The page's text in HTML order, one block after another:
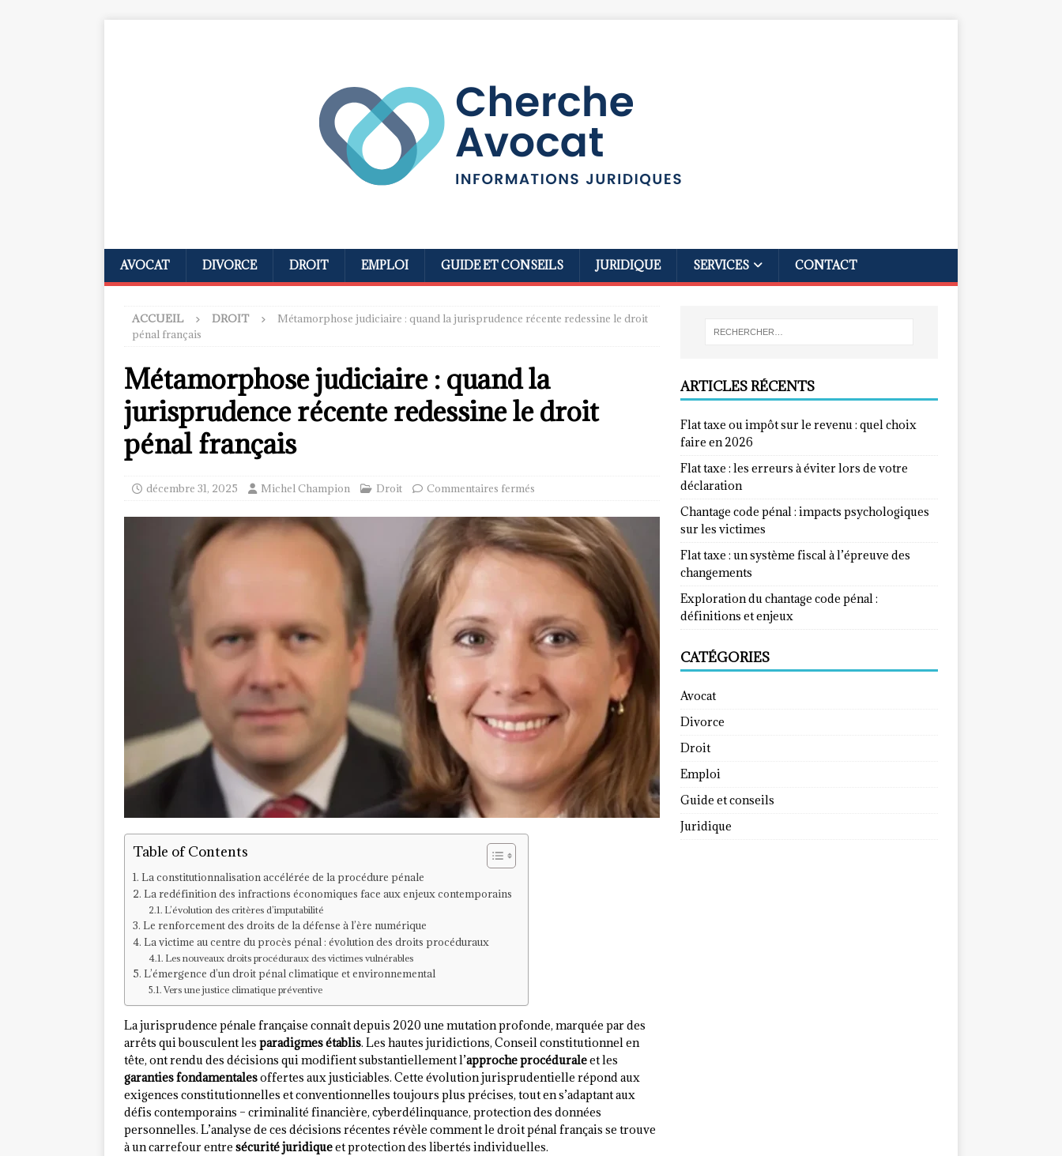
AVOCAT DIVORCE DROIT EMPLOI GUIDE ET CONSEILS JURIDIQUE SERVICES CONTACT
ACCUEIL DROIT
Métamorphose judiciaire : quand la jurisprudence récente redessine le droit
pénal français
Métamorphose judiciaire : quand la
jurisprudence récente redessine le droit
pénal français
décembre 31, 2025 Michel Champion Droit Commentaires fermés
Table of Contents
La constitutionnalisation accélérée de la procédure pénale
La redéfinition des infractions économiques face aux enjeux contemporains
L’évolution des critères d’imputabilité
Le renforcement des droits de la défense à l’ère numérique
La victime au centre du procès pénal : évolution des droits procéduraux
Les nouveaux droits procéduraux des victimes vulnérables
L’émergence d’un droit pénal climatique et environnemental
Vers une justice climatique préventive
La jurisprudence pénale française connaît depuis 2020 une mutation profonde, marquée par des
arrêts qui bousculent les paradigmes établis. Les hautes juridictions, Conseil constitutionnel en
tête, ont rendu des décisions qui modifient substantiellement l’approche procéduraleet les
garanties fondamentalesoffertes aux justiciables. Cette évolution jurisprudentielle répond aux
exigences constitutionnelles et conventionnelles toujours plus précises, tout en s’adaptant aux
défis contemporains – criminalité financière, cyberdélinquance, protection des données
personnelles. L’analyse de ces décisions récentes révèle comment le droit pénal français se trouve
à un carrefour entre sécurité juridiqueet protection des libertés individuelles.
ARTICLES RÉCENTS
Flat taxe ou impôt sur le revenu : quel choix
faire en 2026
Flat taxe : les erreurs à éviter lors de votre
déclaration
Chantage code pénal : impacts psychologiques
sur les victimes
Flat taxe : un système fiscal à l’épreuve des
changements
Exploration du chantage code pénal :
définitions et enjeux
CATÉGORIES
Avocat
Divorce
Droit
Emploi
Guide et conseils
Juridique